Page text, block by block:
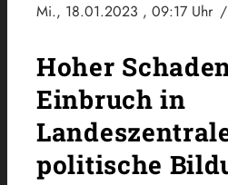
Mi., 18.01.2023 , 09:17 Uhr /
Hoher
Einbruch in
politische